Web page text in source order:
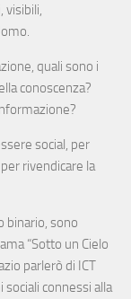
visibili,
quali sono i
conoscenza?
social, per
rivendicare la
binario, sono
“Sotto un Cielo
parlerò di ICT
connessi alla